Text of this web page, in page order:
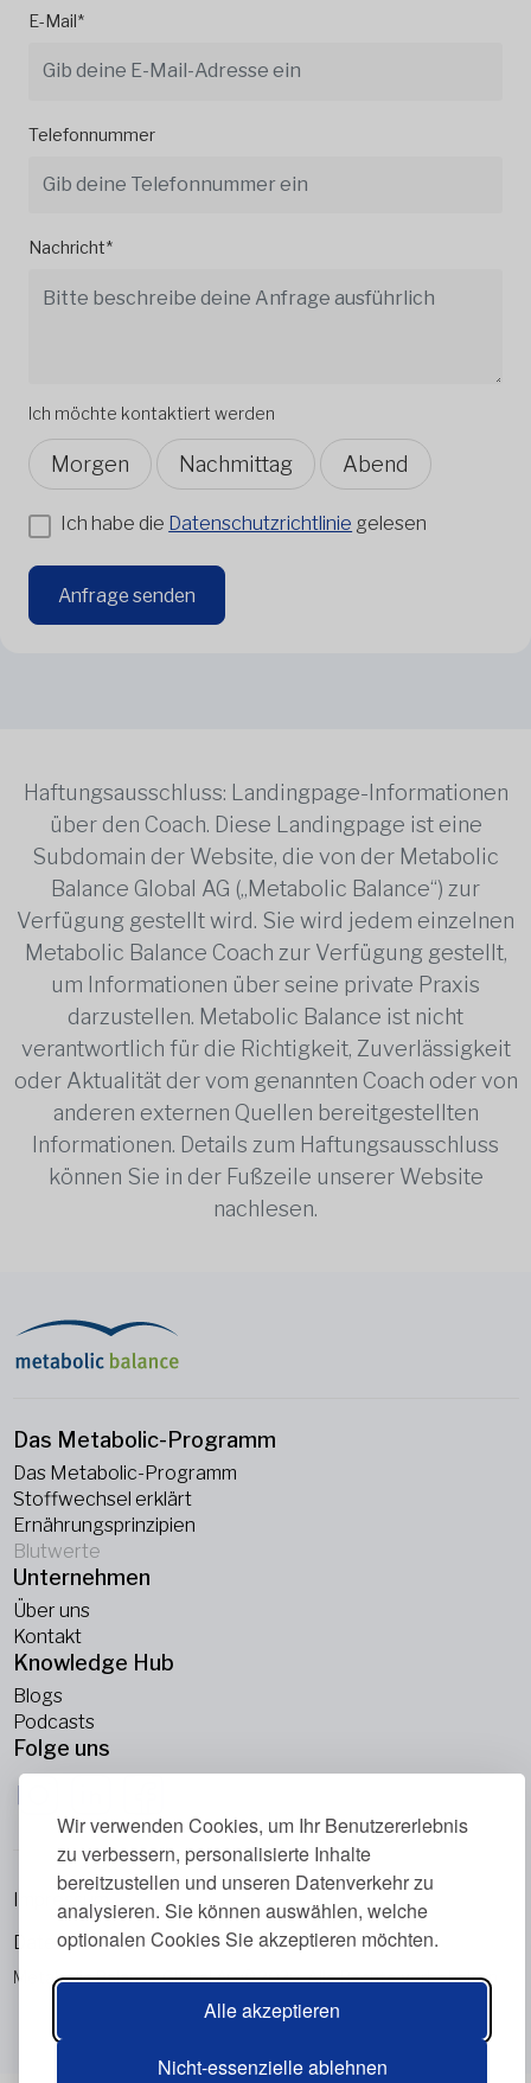
Wir verwenden Cookies, um Ihr Benutzererlebnis
zu verbessern, personalisierte Inhalte
bereitzustellen und unseren Datenverkehr zu
analysieren. Sie können auswählen, welche
optionalen Cookies Sie akzeptieren möchten.
Alle akzeptieren
Nicht-essenzielle ablehnen
E-Mail*
Telefonnummer
Nachricht*
Ich möchte kontaktiert werden
Morgen Nachmittag Abend
Ich habe die Datenschutzrichtlinie gelesen
Anfrage senden
Haftungsausschluss: Landingpage-Informationen
über den Coach. Diese Landingpage ist eine
Subdomain der Website, die von der Metabolic
Balance Global AG („Metabolic Balance“) zur
Verfügung gestellt wird. Sie wird jedem einzelnen
Metabolic Balance Coach zur Verfügung gestellt,
um Informationen über seine private Praxis
darzustellen. Metabolic Balance ist nicht
verantwortlich für die Richtigkeit, Zuverlässigkeit
oder Aktualität der vom genannten Coach oder von
anderen externen Quellen bereitgestellten
Informationen. Details zum Haftungsausschluss
können Sie in der Fußzeile unserer Website
nachlesen.
Das Metabolic-Programm
Das Metabolic-Programm
Stoffwechsel erklärt
Ernährungsprinzipien
Blutwerte
Unternehmen
Über uns
Kontakt
Knowledge Hub
Blogs
Podcasts
Folge uns
Metabolic Balance Global AG © 2026. Alle Rechte vorbehalten.
Impressum
Datenschutzrichtlinie